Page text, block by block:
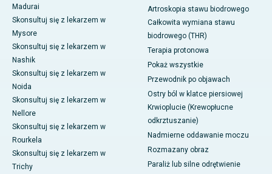
Madurai
Skonsultuj się z lekarzem w
Mysore
Skonsultuj się z lekarzem w
Nashik
Skonsultuj się z lekarzem w
Noida
Skonsultuj się z lekarzem w
Nellore
Skonsultuj się z lekarzem w
Rourkela
Skonsultuj się z lekarzem w
Trichy
Artroskopia stawu biodrowego
Całkowita wymiana stawu
biodrowego (THR)
Terapia protonowa
Pokaż wszystkie
Przewodnik po objawach
Ostry ból w klatce piersiowej
Krwioplucie (Krewopłucne
odkrztuszanie)
Nadmierne oddawanie moczu
Rozmazany obraz
Paraliż lub silne odrętwienie